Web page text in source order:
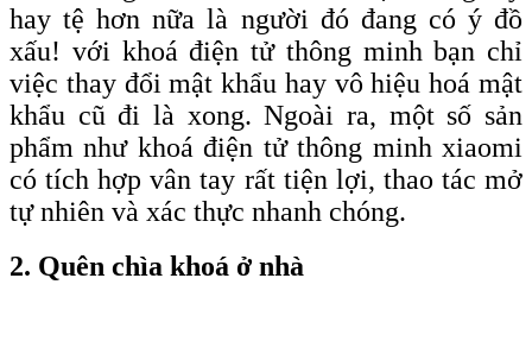
hay tệ hơn nữa là người đó đang có ý đồ
xấu! với khoá điện tử thông minh bạn chỉ
việc thay đổi mật khẩu hay vô hiệu hoá mật
khẩu cũ đi là xong. Ngoài ra, một số sản
phẩm như khoá điện tử thông minh xiaomi
có tích hợp vân tay rất tiện lợi, thao tác mở
tự nhiên và xác thực nhanh chóng.
2. Quên chìa khoá ở nhà